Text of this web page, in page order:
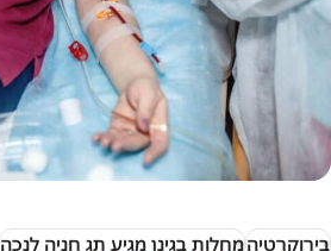
בירוקרטיהמחלות בגינן מגיע תג חניה לנכה